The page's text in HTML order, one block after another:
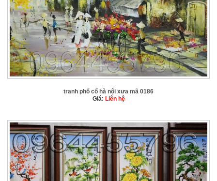
tranh phố cổ hà nội xưa mã 0186
Giá: Liên hệ